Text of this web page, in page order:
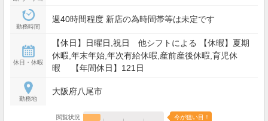
勤務時間
週40時間程度 新店の為時間帯等は未定です
休日・休暇
【休日】日曜日,祝日 他シフトによる 【休暇】夏期
休暇,年末年始,年次有給休暇,産前産後休暇,育児休
暇 【年間休日】121日
勤務地
大阪府八尾市
閲覧状況 今が狙い目！